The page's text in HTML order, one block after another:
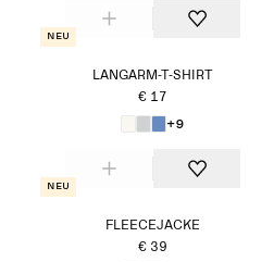
Neu
LANGARM-T-SHIRT
€ 17
+9
Neu
FLEECEJACKE
€ 39